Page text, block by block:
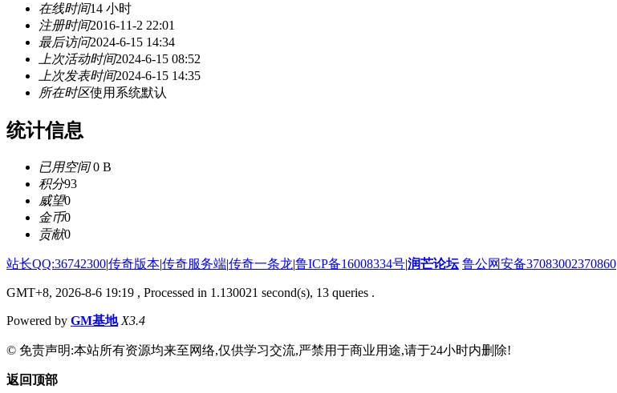
在线时间14 小时
注册时间2016-11-2 22:01
最后访问2024-6-15 14:34
上次活动时间2024-6-15 08:52
上次发表时间2024-6-15 14:35
所在时区使用系统默认
统计信息
已用空间0 B
积分93
威望0
金币0
贡献0
站长QQ:36742300|传奇版本|传奇服务端|传奇一条龙|鲁ICP备16008334号|润芒论坛 鲁公网安备37083002370860
GMT+8, 2026-8-6 19:19 , Processed in 1.130021 second(s), 13 queries .
Powered by GM基地 X3.4
© 免责声明:本站所有资源均来至网络,仅供学习交流,严禁用于商业用途,请于24小时内删除!
返回顶部